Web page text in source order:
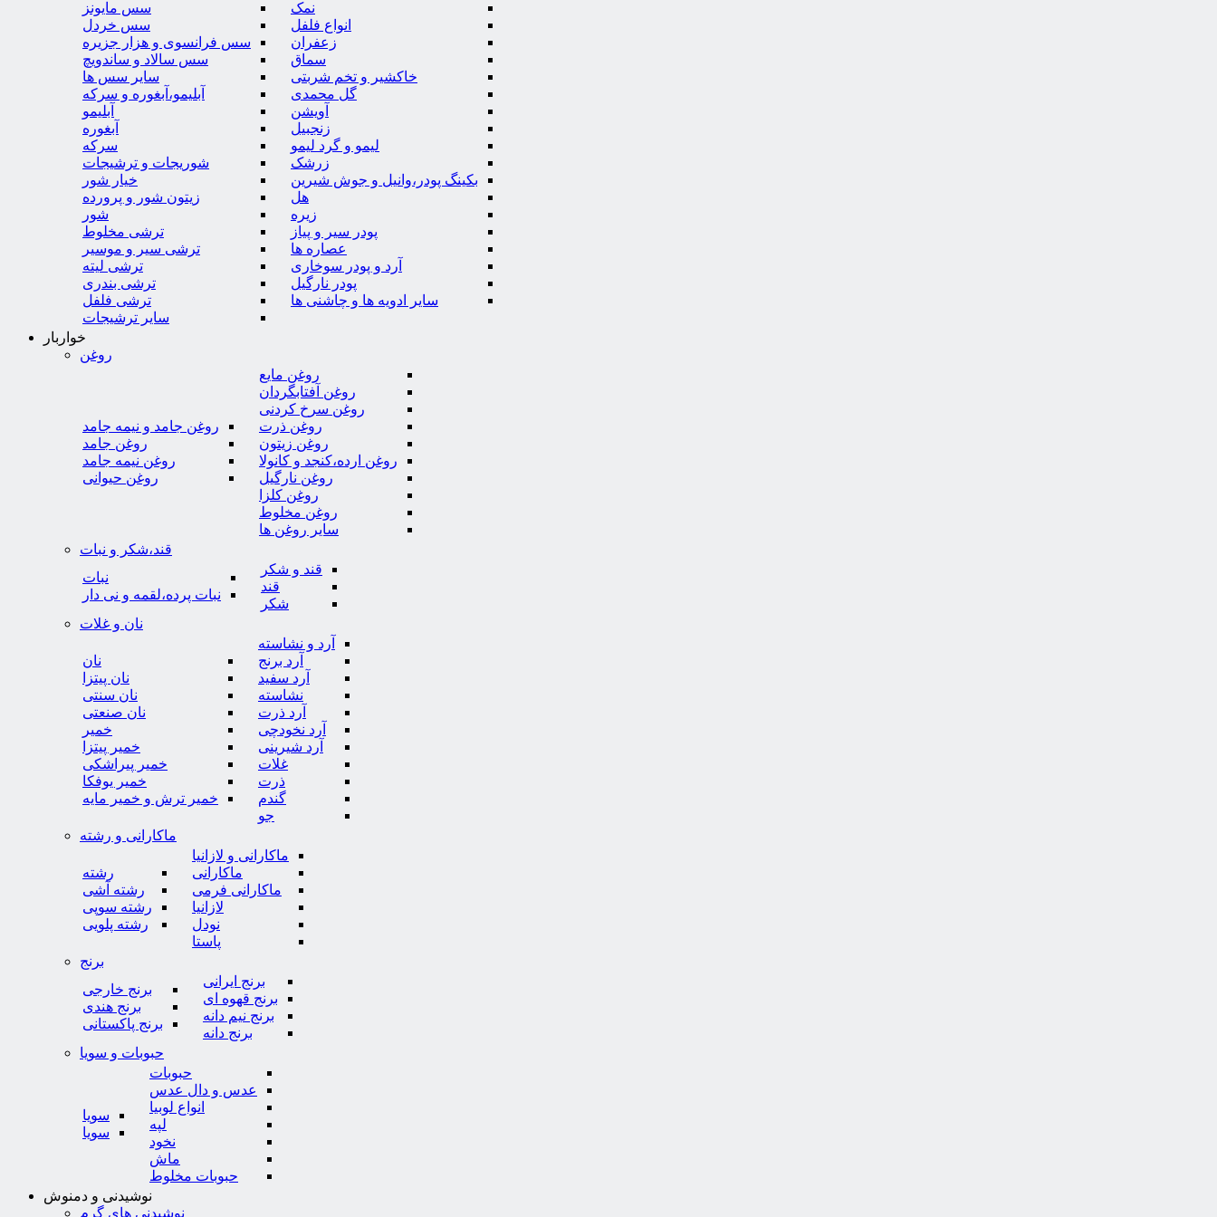
نمک
انواع فلفل
زعفران
سماق
خاکشیر و تخم شربتی
گل محمدی
آویشن
زنجبیل
لیمو و گرد لیمو
زرشک
بکینگ پودر،وانیل و جوش شیرین
هل
زیره
پودر سیر و پیاز
عصاره ها
آرد و پودر سوخاری
پودر نارگیل
سایر ادویه ها و چاشنی ها
سس مایونز
سس خردل
سس فرانسوی و هزار جزیره
سس سالاد و ساندویچ
سایر سس ها
آبلیمو،آبغوره و سرکه
آبلیمو
آبغوره
سرکه
شوریجات و ترشیجات
خیار شور
زیتون شور و پرورده
شور
ترشی مخلوط
ترشی سیر و موسیر
ترشی لیته
ترشی بندری
ترشی فلفل
سایر ترشیجات
خواربار
روغن
روغن مایع
روغن آفتابگردان
روغن سرخ کردنی
روغن ذرت
روغن زیتون
روغن ارده،کنجد و کانولا
روغن نارگیل
روغن کلزا
روغن مخلوط
سایر روغن ها
روغن جامد و نیمه جامد
روغن جامد
روغن نیمه جامد
روغن حیوانی
قند،شکر و نبات
قند و شکر
قند
شکر
نبات
نبات پرده،لقمه و نی دار
نان و غلات
آرد و نشاسته
آرد برنج
آرد سفید
نشاسته
آرد ذرت
آرد نخودچی
آرد شیرینی
غلات
ذرت
گندم
جو
نان
نان پیتزا
نان سنتی
نان صنعتی
خمیر
خمیر پیتزا
خمیر پیراشکی
خمیر یوفکا
خمیر ترش و خمیر مایه
ماکارانی و رشته
ماکارانی و لازانیا
ماکارانی
ماکارانی فرمی
لازانیا
نودل
پاستا
رشته
رشته آشی
رشته سوپی
رشته پلویی
برنج
برنج ایرانی
برنج قهوه ای
برنج نیم دانه
برنج دانه
برنج خارجی
برنج هندی
برنج پاکستانی
حبوبات و سویا
حبوبات
عدس و دال عدس
انواع لوبیا
لپه
نخود
ماش
حبوبات مخلوط
سویا
سویا
نوشیدنی و دمنوش
نوشیدنی های گرم